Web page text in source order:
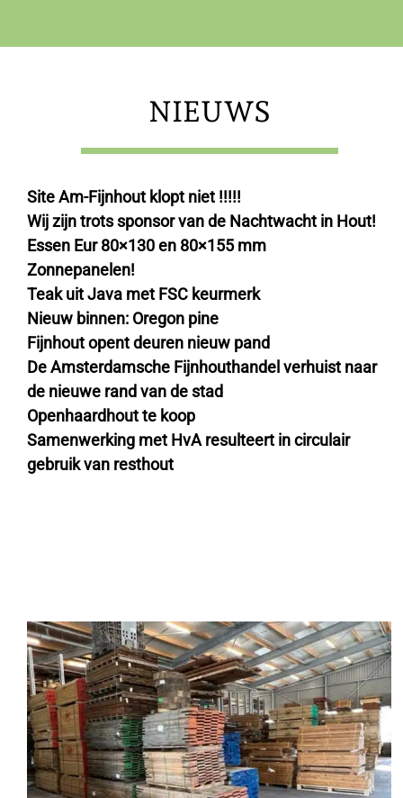
NIEUWS
Site Am-Fijnhout klopt niet !!!!!
Wij zijn trots sponsor van de Nachtwacht in Hout!
Essen Eur 80×130 en 80×155 mm
Zonnepanelen!
Teak uit Java met FSC keurmerk
Nieuw binnen: Oregon pine
Fijnhout opent deuren nieuw pand
De Amsterdamsche Fijnhouthandel verhuist naar
de nieuwe rand van de stad
Openhaardhout te koop
Samenwerking met HvA resulteert in circulair
gebruik van resthout